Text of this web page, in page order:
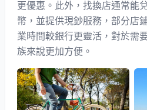
更優惠。此外，找換店通常能
幣，並提供現鈔服務，部分店
業時間較銀行更靈活，對於需
族來說更加方便。